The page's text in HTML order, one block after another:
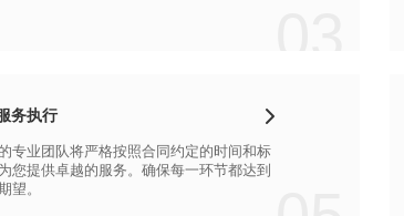
务执行
望。